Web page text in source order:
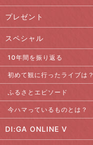
プレゼント
スペシャル
10年間を振り返る
初めて観に行ったライブは？
ふるさとエピソード
今ハマっているものとは？
DI:GA ONLINE V